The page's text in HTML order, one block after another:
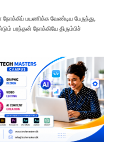
பயணிக்க வேண்டிய பேருந்து,
பரந்தன் நோக்கியே திரும்பிச்